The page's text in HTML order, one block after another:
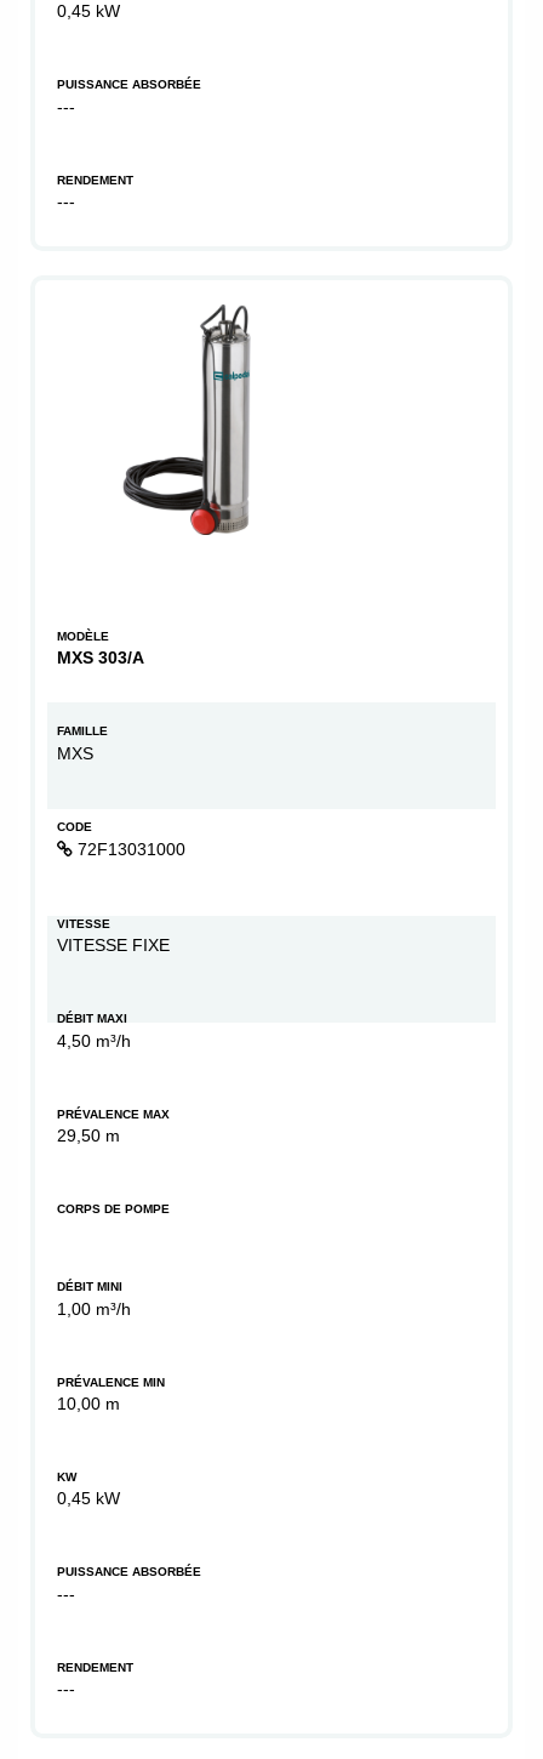
0,45 kW
PUISSANCE ABSORBÉE
---
RENDEMENT
---
MODÈLE
MXS 303/A
FAMILLE
MXS
CODE
72F13031000
VITESSE
VITESSE FIXE
DÉBIT MAXI
4,50 m³/h
PRÉVALENCE MAX
29,50 m
CORPS DE POMPE
DÉBIT MINI
1,00 m³/h
PRÉVALENCE MIN
10,00 m
KW
0,45 kW
PUISSANCE ABSORBÉE
---
RENDEMENT
---